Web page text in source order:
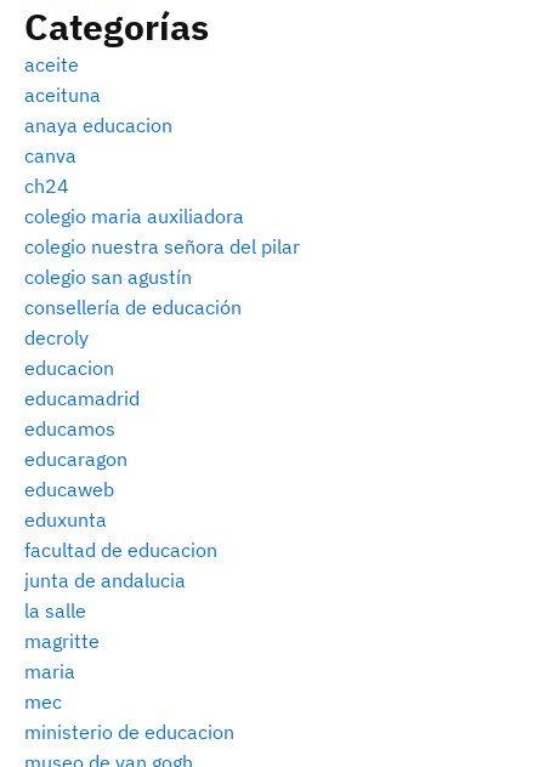
Categorías
aceite
aceituna
anaya educacion
canva
ch24
colegio maria auxiliadora
colegio nuestra señora del pilar
colegio san agustín
consellería de educación
decroly
educacion
educamadrid
educamos
educaragon
educaweb
eduxunta
facultad de educacion
junta de andalucia
la salle
magritte
maria
mec
ministerio de educacion
museo de van gogh